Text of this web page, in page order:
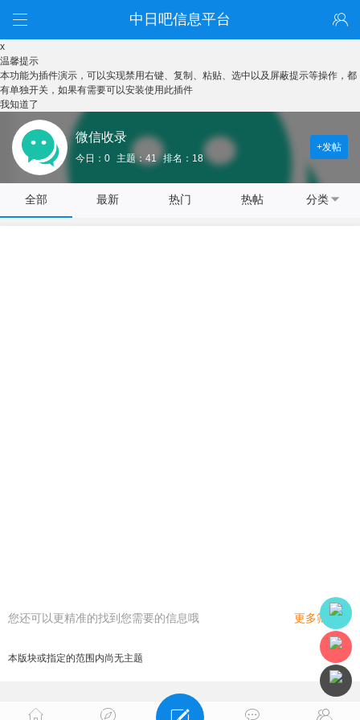
中日吧信息平台
x
温馨提示
本功能为插件演示，可以实现禁用右键、复制、粘贴、选中以及屏蔽提示等操作，都
有单独开关，如果有需要可以安装使用此插件
我知道了
微信收录
今日：0 主题：41 排名：18
+发帖
全部 最新 热门 热帖 分类
您还可以更精准的找到您需要的信息哦 更多筛选
本版块或指定的范围内尚无主题